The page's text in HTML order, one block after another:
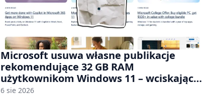
Microsoft usuwa własne publikacje
rekomendujące 32 GB RAM
użytkownikom Windows 11 – wciskając
nam przy tym komputery z 8 GB RAM po
6 sie 2026